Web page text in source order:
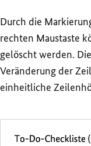
Durch die
rechten Maustaste
gelöscht werden.
Veränderung der
einheitliche